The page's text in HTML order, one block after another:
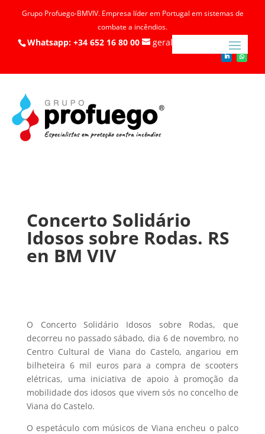
Grupo Profuego-BMVIV. Empresa líder em Portugal em sistemas de
combate a incêndios.
Whatsapp: +34 652 16 80 00 geral@profuego.pt
Concerto Solidário
Idosos sobre Rodas. RS
en BM VIV
O Concerto Solidário Idosos sobre Rodas, que
decorreu no passado sábado, dia 6 de novembro, no
Centro Cultural de Viana do Castelo, angariou em
bilheteira 6 mil euros para a compra de scooters
elétricas, uma iniciativa de apoio à promoção da
mobilidade dos idosos que vivem sós no concelho de
Viana do Castelo.
O espetáculo com músicos de Viana encheu o palco